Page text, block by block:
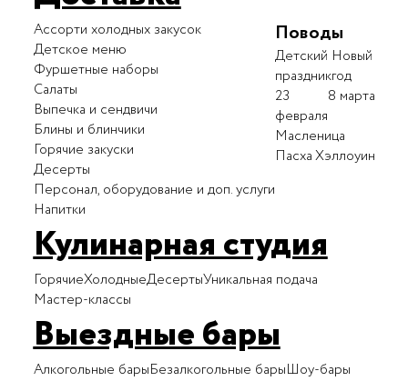
Ассорти холодных закусок
Детское меню
Фуршетные наборы
Салаты
Выпечка и сендвичи
Блины и блинчики
Горячие закуски
Десерты
Персонал, оборудование и доп. услуги
Напитки
Поводы
Детский
праздник
Новый
год
23
февраля
8 марта
Масленица
ПасхаХэллоуин
Кулинарная студия
ГорячиеХолодныеДесертыУникальная подача
Мастер-классы
Выездные бары
Алкогольные барыБезалкогольные барыШоу-бары